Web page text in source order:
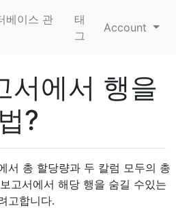
베이스 관
태
그
Account
서에서 행을
?
서 총 할당량과 두 칼럼 모두의 총
고서에서 해당 행을 숨길 수있는
고합니다.